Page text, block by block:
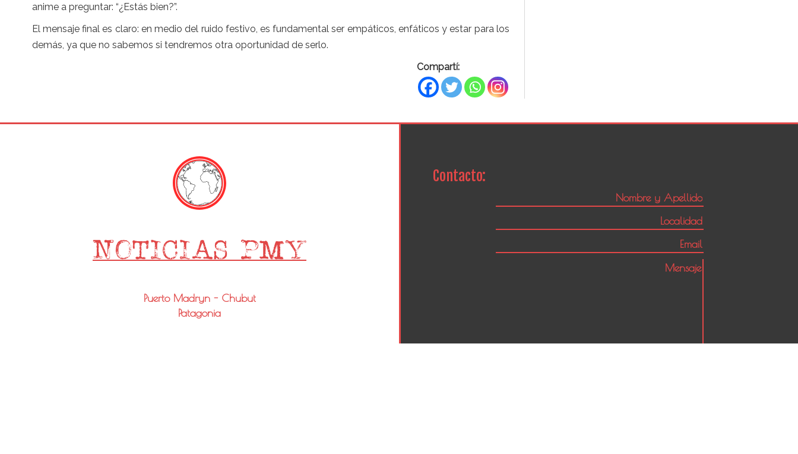
anime a preguntar: “¿Estás bien?”.
El mensaje final es claro: en medio del ruido festivo, es fundamental ser empáticos, enfáticos y estar para los
demás, ya que no sabemos si tendremos otra oportunidad de serlo.
Compartí:
Puerto Madryn - Chubut
Patagonia
Contacto: